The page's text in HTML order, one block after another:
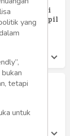
Meledak di
dan Sipil
Jadi
yang
tetapi
untuk